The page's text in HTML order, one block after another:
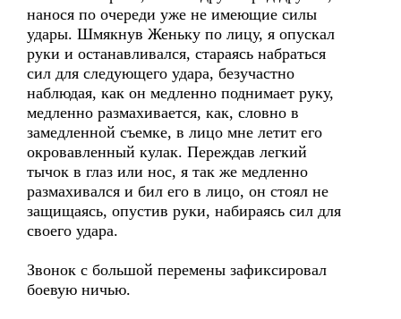
нанося по очереди уже не имеющие силы
удары. Шмякнув Женьку по лицу, я опускал
руки и останавливался, стараясь набраться
сил для следующего удара, безучастно
наблюдая, как он медленно поднимает руку,
медленно размахивается, как, словно в
замедленной съемке, в лицо мне летит его
окровавленный кулак. Переждав легкий
тычок в глаз или нос, я так же медленно
размахивался и бил его в лицо, он стоял не
защищаясь, опустив руки, набираясь сил для
своего удара.
Звонок с большой перемены зафиксировал
боевую ничью.